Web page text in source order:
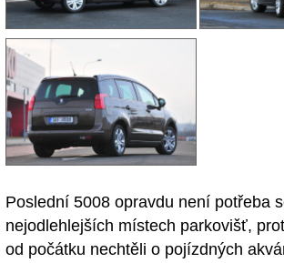
Poslední 5008 opravdu není potřeba
nejodlehlejších místech parkovišť,
od počátku nechtěli o pojízdných